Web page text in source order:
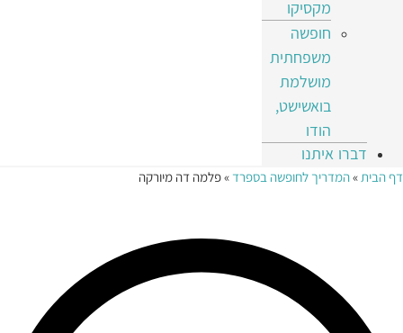
מקסיקו
חופשה
משפחתית
מושלמת
בואשישט,
הודו
דברו איתנו
דף הבית »המדריך לחופשה בספרד»פלמה דה מיורקה